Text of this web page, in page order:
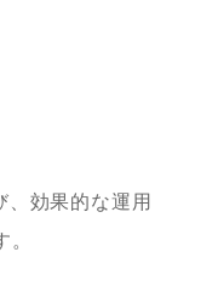
、効果的な運用